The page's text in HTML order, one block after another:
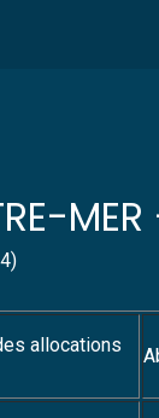
allocations